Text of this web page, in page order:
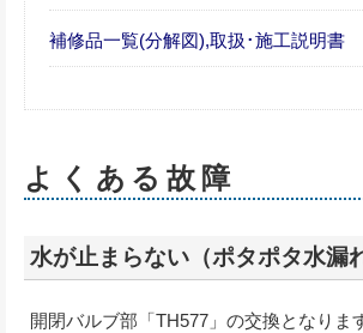
補修品一覧(分解図),取扱･施工説明書
よくある故障
水が止まらない（ポタポタ水漏
開閉バルブ部「TH577」の交換となりま